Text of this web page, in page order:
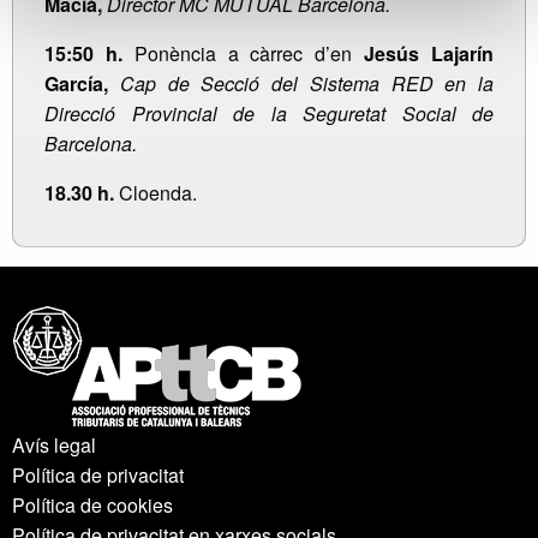
15:50 h.Ponència a càrrec d’enJesús Lajarín
García, Cap de Secció del Sistema RED en la
Direcció Provincial de la Seguretat Social de
Barcelona.
18.30 h.Cloenda.
Avís legal
Política de privacitat
Política de cookies